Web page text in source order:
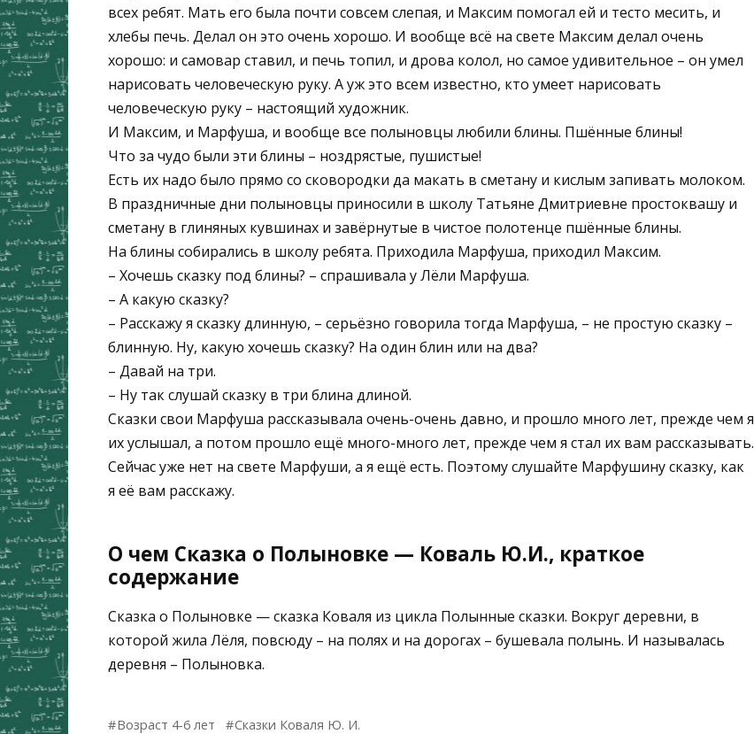
всех ребят. Мать его была почти совсем слепая, и Максим помогал ей и тесто месить, и
хлебы печь. Делал он это очень хорошо. И вообще всё на свете Максим делал очень
хорошо: и самовар ставил, и печь топил, и дрова колол, но самое удивительное – он умел
нарисовать человеческую руку. А уж это всем известно, кто умеет нарисовать
человеческую руку – настоящий художник.
И Максим, и Марфуша, и вообще все полыновцы любили блины. Пшённые блины!
Что за чудо были эти блины – ноздрястые, пушистые!
Есть их надо было прямо со сковородки да макать в сметану и кислым запивать молоком.
В праздничные дни полыновцы приносили в школу Татьяне Дмитриевне простоквашу и
сметану в глиняных кувшинах и завёрнутые в чистое полотенце пшённые блины.
На блины собирались в школу ребята. Приходила Марфуша, приходил Максим.
– Хочешь сказку под блины? – спрашивала у Лёли Марфуша.
– А какую сказку?
– Расскажу я сказку длинную, – серьёзно говорила тогда Марфуша, – не простую сказку –
блинную. Ну, какую хочешь сказку? На один блин или на два?
– Давай на три.
– Ну так слушай сказку в три блина длиной.
Сказки свои Марфуша рассказывала очень-очень давно, и прошло много лет, прежде чем я
их услышал, а потом прошло ещё много-много лет, прежде чем я стал их вам рассказывать.
Сейчас уже нет на свете Марфуши, а я ещё есть. Поэтому слушайте Марфушину сказку, как
я её вам расскажу.
О чем Сказка о Полыновке — Коваль Ю.И., краткое
содержание
Сказка о Полыновке — сказка Коваля из цикла Полынные сказки. Вокруг деревни, в
которой жила Лёля, повсюду – на полях и на дорогах – бушевала полынь. И называлась
деревня – Полыновка.
Возраст 4-6 лет Сказки Коваля Ю. И.